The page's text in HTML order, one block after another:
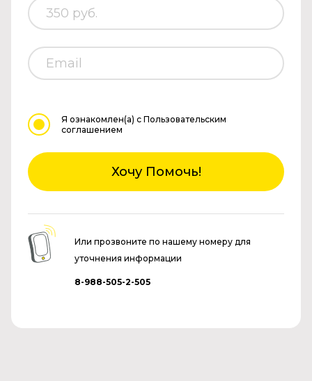
Я ознакомлен(а) с Пользовательским
соглашением
Хочу Помочь!
Или прозвоните по нашему номеру для
уточнения информации
8-988-505-2-505